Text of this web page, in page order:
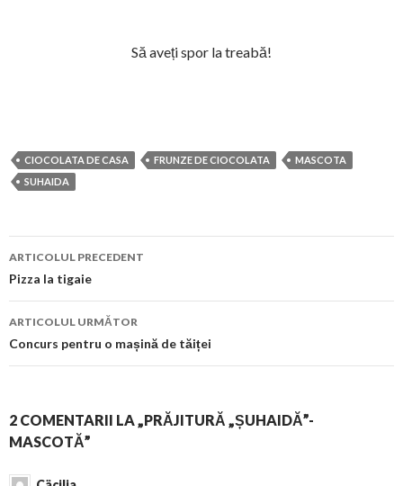
Să aveți spor la treabă!
CIOCOLATA DE CASA FRUNZE DE CIOCOLATA
MASCOTA
SUHAIDA
Navigare
în
articol
ARTICOLUL PRECEDENT
Pizza la tigaie
ARTICOLUL URMĂTOR
Concurs pentru o mașină de tăiței
2 COMENTARII LA „PRĂJITURĂ „ȘUHAIDĂ”-
MASCOTĂ”